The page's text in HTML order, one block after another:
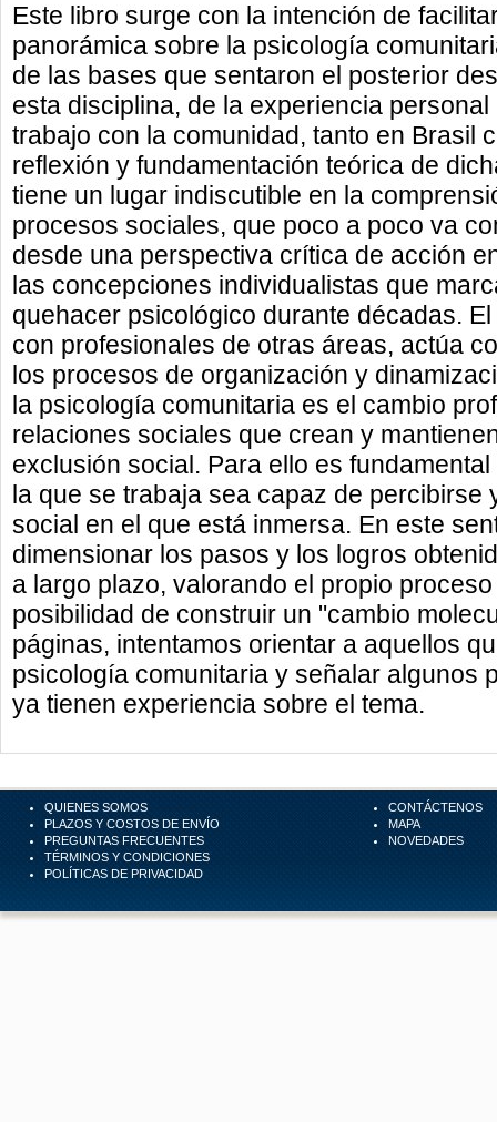
Este libro surge con la intención de
panorámica sobre la psicología
de las bases que sentaron el posterior
esta disciplina, de la experiencia
trabajo con la comunidad, tanto en Brasil
reflexión y fundamentación teórica de
tiene un lugar indiscutible en la
procesos sociales, que poco a poco va
desde una perspectiva crítica de acción
las concepciones individualistas que
quehacer psicológico durante décadas.
con profesionales de otras áreas, actúa
los procesos de organización y
la psicología comunitaria es el cambio
relaciones sociales que crean y
exclusión social. Para ello es
la que se trabaja sea capaz de percibirse
social en el que está inmersa. En este
dimensionar los pasos y los logros
a largo plazo, valorando el propio
posibilidad de construir un "cambio
páginas, intentamos orientar a aquellos
psicología comunitaria y señalar algunos
ya tienen experiencia sobre el tema.
QUIENES SOMOS
PLAZOS Y COSTOS DE ENVÍO
PREGUNTAS FRECUENTES
TÉRMINOS Y CONDICIONES
POLÍTICAS DE PRIVACIDAD
CONTÁCTENOS
MAPA
NOVEDADES